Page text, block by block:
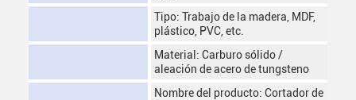
Tipo: Trabajo de la madera, MDF,
plástico, PVC, etc.
Material: Carburo sólido /
aleación de acero de tungsteno
Nombre del producto: Cortador de